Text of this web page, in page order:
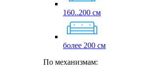
160..200 см
более 200 см
По механизмам: